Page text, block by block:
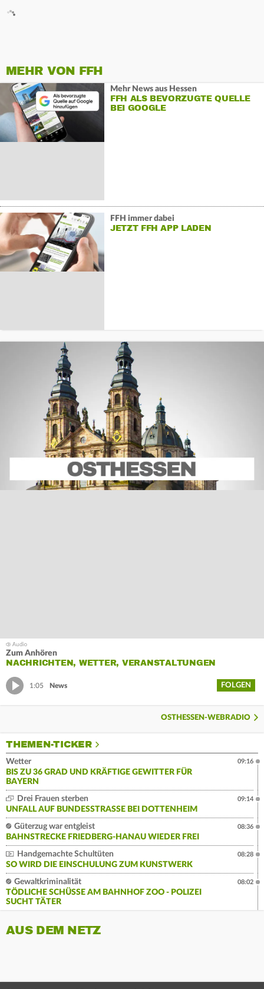
MEHR VON FFH
Mehr News aus Hessen
FFH ALS BEVORZUGTE QUELLE
BEI GOOGLE
FFH immer dabei
JETZT FFH APP LADEN
Zum Anhören
NACHRICHTEN, WETTER, VERANSTALTUNGEN
1:05 News FOLGEN
OSTHESSEN-WEBRADIO
THEMEN-TICKER
Wetter
BIS ZU 36 GRAD UND KRÄFTIGE GEWITTER FÜR
BAYERN
09:16
Drei Frauen sterben
UNFALL AUF BUNDESSTRASSE BEI DOTTENHEIM
09:14
Güterzug war entgleist
BAHNSTRECKE FRIEDBERG-HANAU WIEDER FREI
08:36
Handgemachte Schultüten
SO WIRD DIE EINSCHULUNG ZUM KUNSTWERK
08:28
Gewaltkriminalität
TÖDLICHE SCHÜSSE AM BAHNHOF ZOO - POLIZEI
SUCHT TÄTER
08:02
AUS DEM NETZ